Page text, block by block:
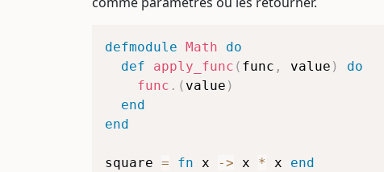
defmodule Math
do
def
apply_func ( func , value )
do
func . ( value )
end
end
square = fn x -> x * x end